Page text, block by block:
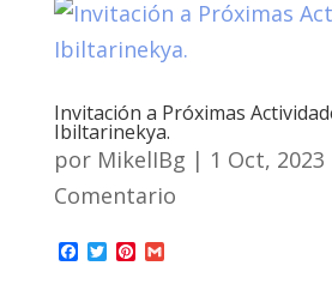
Invitación a Próximas
Ibiltarinekya.
por MikelIBg | 1 Oct, 2023
Comentario
F T P G